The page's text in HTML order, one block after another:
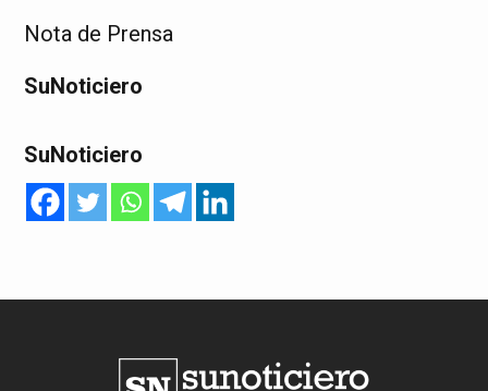
Nota de Prensa
SuNoticiero
SuNoticiero